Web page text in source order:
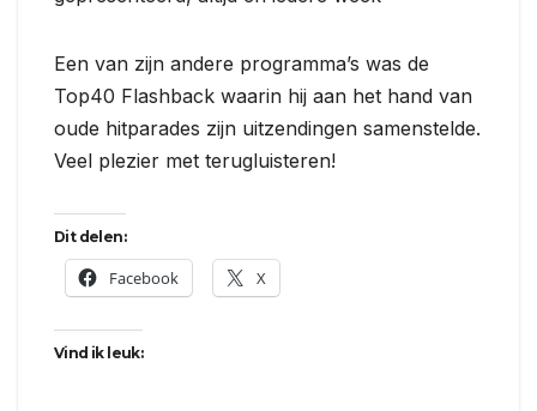
Een van zijn andere programma’s was de
Top40 Flashback waarin hij aan het hand van
oude hitparades zijn uitzendingen samenstelde.
Veel plezier met terugluisteren!
Dit delen:
Facebook X
Vind ik leuk: